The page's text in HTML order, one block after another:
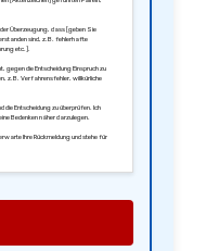
Überzeugung, dass [geben Sie
sind, z.B. fehlerhafte
etc.].
gegen die Entscheidung Einspruch zu
z.B. Verfahrensfehler, willkürliche
die Entscheidung zu überprüfen. Ich
Bedenken näher darzulegen.
Ihre Rückmeldung und stehe für